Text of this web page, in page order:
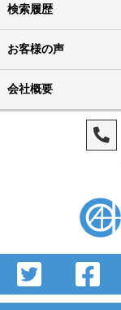
検索履歴
お客様の声
会社概要